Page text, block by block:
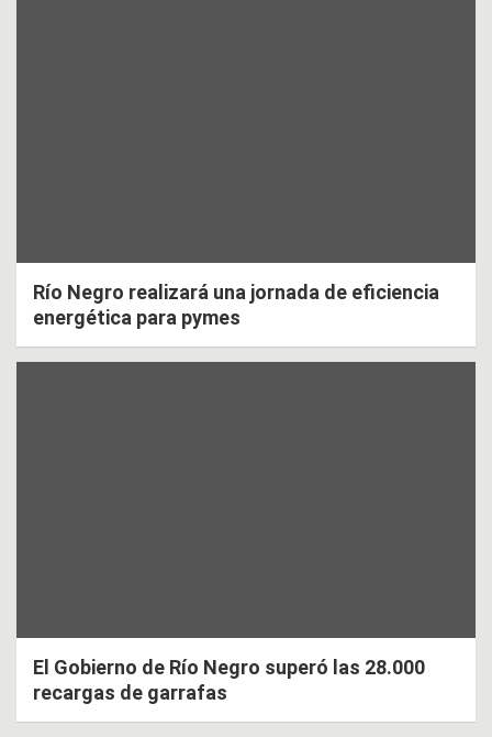
Río Negro realizará una jornada de eficiencia
energética para pymes
El Gobierno de Río Negro superó las 28.000
recargas de garrafas